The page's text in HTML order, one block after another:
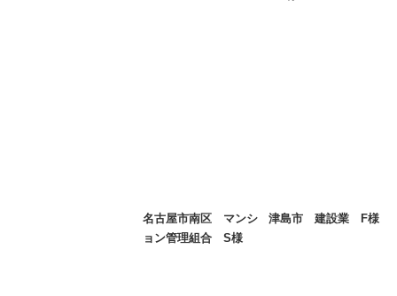
名古屋市南区 マンシ
ョン管理組合 S様
津島市 建設業 F様